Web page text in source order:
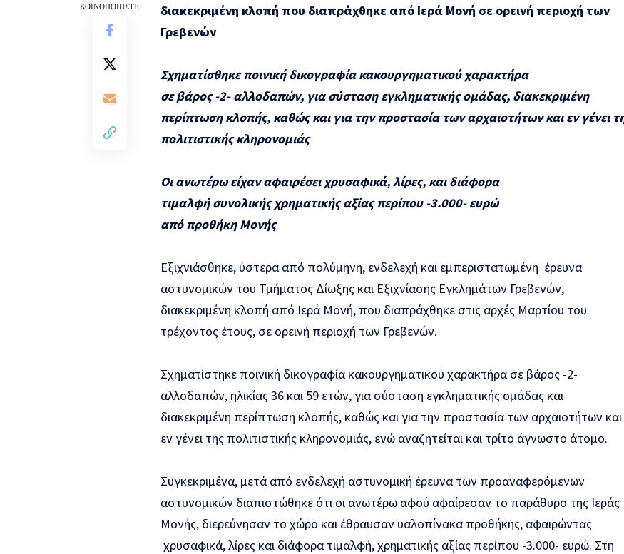
ΚΟΙΝΟΠΟΙΗΣΤΕ
διακεκριμένη κλοπή που διαπράχθηκε από Ιερά Μονή σε ορεινή περιοχή των
Γρεβενών
Σχηματίσθηκε ποινική δικογραφία κακουργηματικού χαρακτήρα
σε βάρος -2- αλλοδαπών, για σύσταση εγκληματικής ομάδας, διακεκριμένη
περίπτωση κλοπής, καθώς και για την προστασία των αρχαιοτήτων και εν γένει
πολιτιστικής κληρονομιάς
Οι ανωτέρω είχαν αφαιρέσει χρυσαφικά, λίρες, και διάφορα
τιμαλφή συνολικής χρηματικής αξίας περίπου -3.000- ευρώ
από προθήκη Μονής
Εξιχνιάσθηκε, ύστερα από πολύμηνη, ενδελεχή και εμπεριστατωμένη έρευνα
αστυνομικών του Τμήματος Δίωξης και Εξιχνίασης Εγκλημάτων Γρεβενών,
διακεκριμένη κλοπή από Ιερά Μονή, που διαπράχθηκε στις αρχές Μαρτίου του
τρέχοντος έτους, σε ορεινή περιοχή των Γρεβενών.
Σχηματίστηκε ποινική δικογραφία κακουργηματικού χαρακτήρα σε βάρος -2-
αλλοδαπών, ηλικίας 36 και 59 ετών, για σύσταση εγκληματικής ομάδας και
διακεκριμένη περίπτωση κλοπής, καθώς και για την προστασία των αρχαιοτήτων και
εν γένει της πολιτιστικής κληρονομιάς, ενώ αναζητείται και τρίτο άγνωστο άτομο.
Συγκεκριμένα, μετά από ενδελεχή αστυνομική έρευνα των προαναφερόμενων
αστυνομικών διαπιστώθηκε ότι οι ανωτέρω αφού αφαίρεσαν το παράθυρο της Ιεράς
Μονής, διερεύνησαν το χώρο και έθραυσαν υαλοπίνακα προθήκης, αφαιρώντας
χρυσαφικά, λίρες και διάφορα τιμαλφή, χρηματικής αξίας περίπου -3.000- ευρώ. Στη